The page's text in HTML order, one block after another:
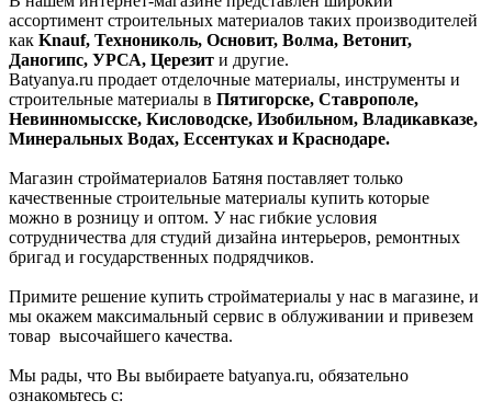
ассортимент строительных материалов таких производителей
как Knauf, Технониколь, Основит, Волма, Ветонит,
Даногипс, УРСА, Церезит и другие.
Batyanya.ru продает отделочные материалы, инструменты и
строительные материалы в Пятигорске, Ставрополе,
Невинномысске, Кисловодске, Изобильном, Владикавказе,
Минеральных Водах, Ессентуках и Краснодаре.
Магазин стройматериалов Батяня поставляет только
качественные строительные материалы купить которые
можно в розницу и оптом. У нас гибкие условия
сотрудничества для студий дизайна интерьеров, ремонтных
бригад и государственных подрядчиков.
Примите решение купить стройматериалы у нас в магазине, и
мы окажем максимальный сервис в облуживании и привезем
товар высочайшего качества.
Мы рады, что Вы выбираете batyanya.ru, обязательно
ознакомьтесь с: